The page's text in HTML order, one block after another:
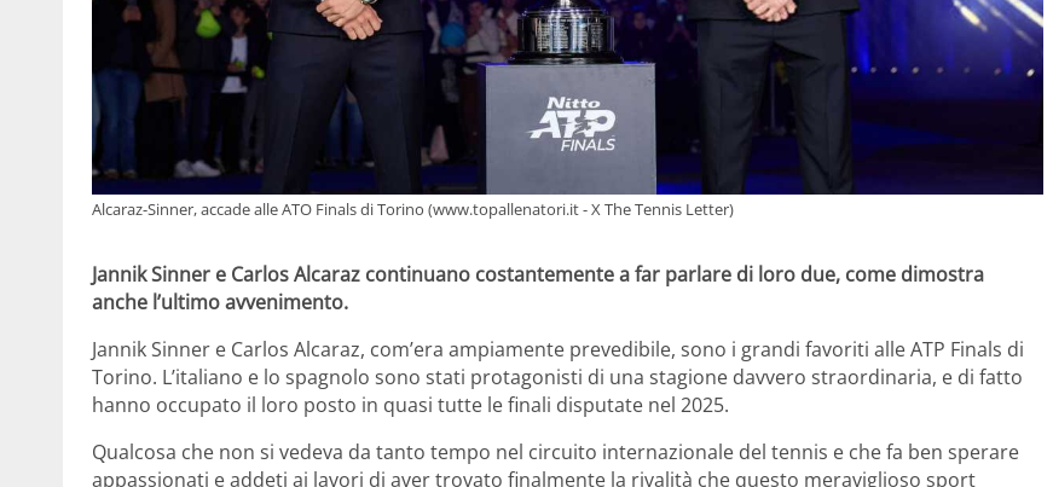
Alcaraz-Sinner, accade alle ATO Finals di Torino (www.topallenatori.it - X The Tennis Letter)
Jannik Sinner e Carlos Alcaraz continuano costantemente a far parlare di loro due, come dimostra
anche l’ultimo avvenimento.
Jannik Sinner e Carlos Alcaraz, com’era ampiamente prevedibile, sono i grandi favoriti alle ATP Finals di
Torino. L’italiano e lo spagnolo sono stati protagonisti di una stagione davvero straordinaria, e di fatto
hanno occupato il loro posto in quasi tutte le finali disputate nel 2025.
Qualcosa che non si vedeva da tanto tempo nel circuito internazionale del tennis e che fa ben sperare
appassionati e addeti ai lavori di aver trovato finalmente la rivalità che questo meraviglioso sport